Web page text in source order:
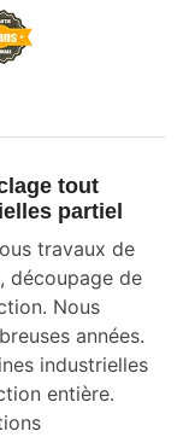
tout
partiel
travaux de
découpage de
Nous
années.
industrielles
entière.